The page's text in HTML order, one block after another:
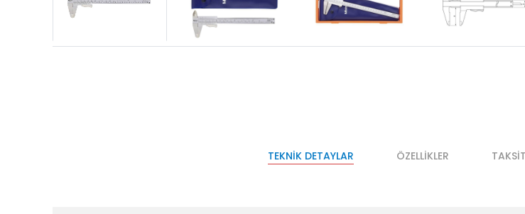
TEKNIK DETAYLAR ÖZELLIKLER